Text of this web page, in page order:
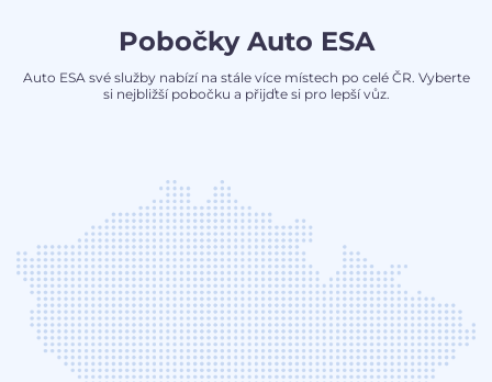
Pobočky Auto ESA
Auto ESA své služby nabízí na stále více místech po celé ČR. Vyberte
si nejbližší pobočku a přijďte si pro lepší vůz.